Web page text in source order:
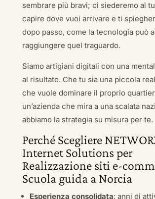
sembrare più bravi; ci siederemo al
capire dove vuoi arrivare e ti
dopo passo, come la tecnologia può
raggiungere quel traguardo.
Siamo artigiani digitali con una
al risultato. Che tu sia una piccola
che vuole dominare il proprio
un’azienda che mira a una scalata
abbiamo la strategia su misura per te.
Perché Scegliere
Internet Solutions per
Realizzazione siti e-
Scuola guida a Norcia
Esperienza consolidata: anni di